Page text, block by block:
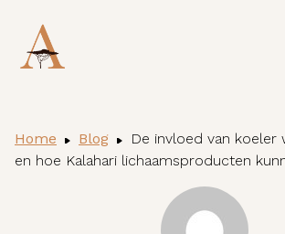
Home Blog
De invloed van koeler
en hoe Kalahari lichaamsproducten